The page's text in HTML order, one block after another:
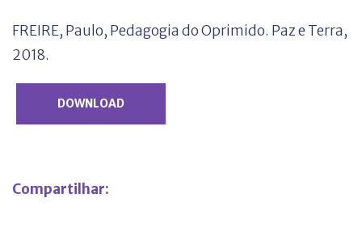
FREIRE, Paulo, Pedagogia do Oprimido. Paz e Terra,
2018.
DOWNLOAD
Compartilhar: